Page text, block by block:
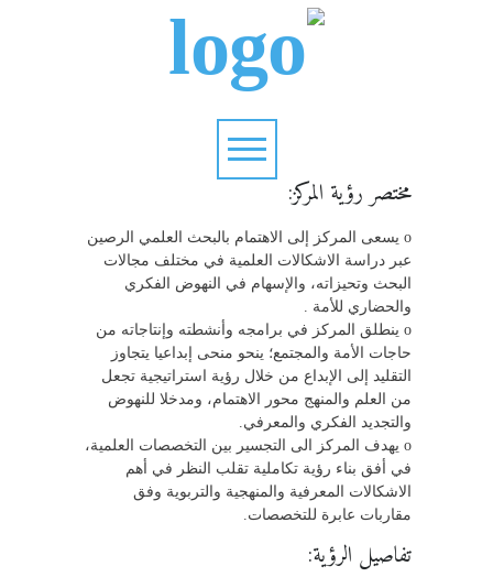
مختصر رؤية المركز:
o يسعى المركز إلى الاهتمام بالبحث العلمي الرصين
عبر دراسة الاشكالات العلمية في مختلف مجالات
البحث وتحيزاته، والإسهام في النهوض الفكري
والحضاري للأمة .
o ينطلق المركز في برامجه وأنشطته وإنتاجاته من
حاجات الأمة والمجتمع؛ ينحو منحى إبداعيا يتجاوز
التقليد إلى الإبداع من خلال رؤية استراتيجية تجعل
من العلم والمنهج محور الاهتمام، ومدخلا للنهوض
والتجديد الفكري والمعرفي.
o يهدف المركز الى التجسير بين التخصصات العلمية،
في أفق بناء رؤية تكاملية تقلب النظر في أهم
الاشكالات المعرفية والمنهجية والتربوية وفق
مقاربات عابرة للتخصصات.
تفاصيل الرؤية: